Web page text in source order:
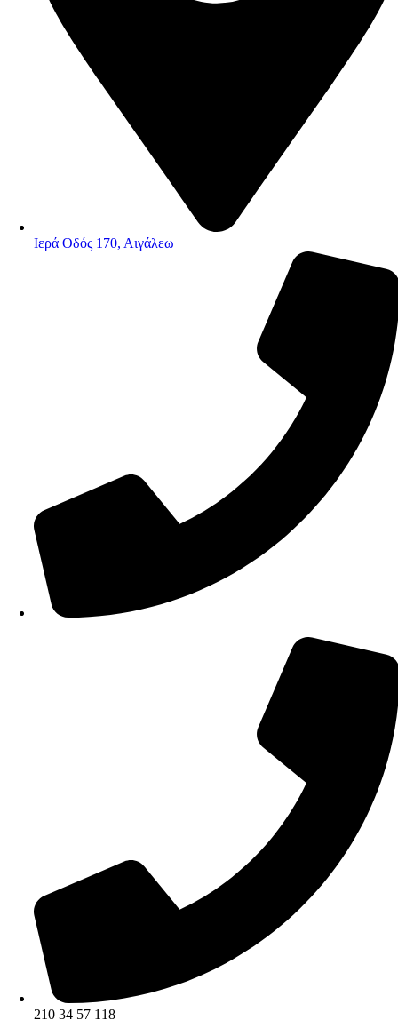
Ιερά Οδός 170, Αιγάλεω
210 34 57 118